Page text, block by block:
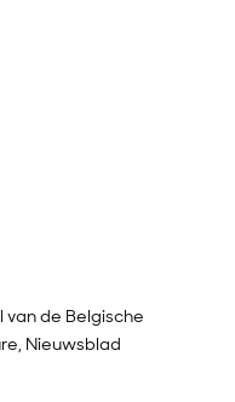
van de Belgische
Nieuwsblad